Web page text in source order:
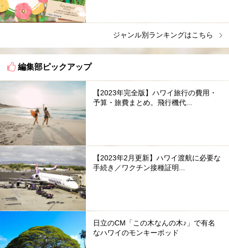
ジャンル別ランキングはこちら
編集部ピックアップ
【2023年完全版】ハワイ旅行の費用・
予算・旅費まとめ。飛行機代...
【2023年2月更新】ハワイ渡航に必要な
手続き／ワクチン接種証明...
日立のCM「この木なんの木♪」で有名
なハワイのモンキーポッド